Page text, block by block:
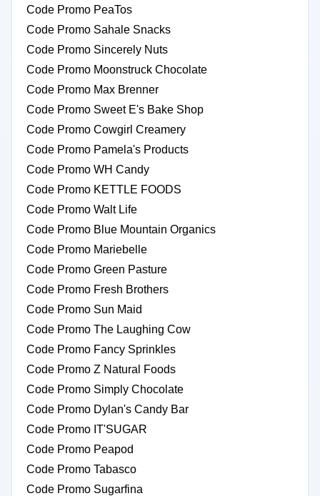
Code Promo PeaTos
Code Promo Sahale Snacks
Code Promo Sincerely Nuts
Code Promo Moonstruck Chocolate
Code Promo Max Brenner
Code Promo Sweet E's Bake Shop
Code Promo Cowgirl Creamery
Code Promo Pamela's Products
Code Promo WH Candy
Code Promo KETTLE FOODS
Code Promo Walt Life
Code Promo Blue Mountain Organics
Code Promo Mariebelle
Code Promo Green Pasture
Code Promo Fresh Brothers
Code Promo Sun Maid
Code Promo The Laughing Cow
Code Promo Fancy Sprinkles
Code Promo Z Natural Foods
Code Promo Simply Chocolate
Code Promo Dylan's Candy Bar
Code Promo IT'SUGAR
Code Promo Peapod
Code Promo Tabasco
Code Promo Sugarfina